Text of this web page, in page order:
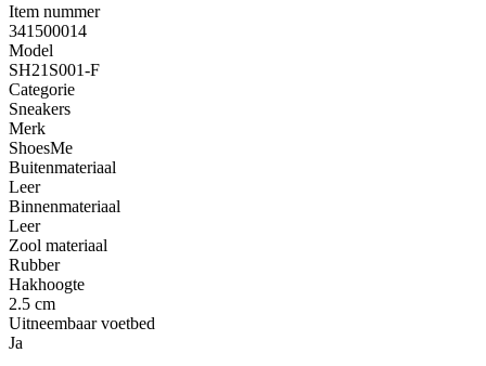
Item nummer
341500014
Model
SH21S001-F
Categorie
Sneakers
Merk
ShoesMe
Buitenmateriaal
Leer
Binnenmateriaal
Leer
Zool materiaal
Rubber
Hakhoogte
2.5 cm
Uitneembaar voetbed
Ja